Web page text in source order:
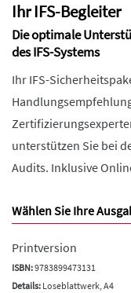
Ihr IFS-Begleiter
Die optimale
des IFS-Systems
Ihr IFS-
unterstützen Sie bei
Audits. Inklusive
Wählen Sie Ihre
Printversion
ISBN:9783899473131
Details: Loseblattwerk, A4